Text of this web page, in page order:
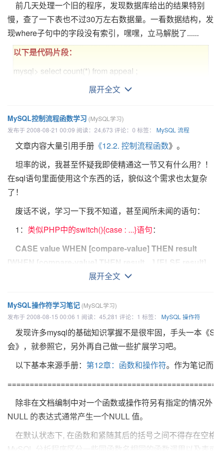
以下是代码片段：
mysql>SELECT 'David!' LIKE 'David\_';
-> 0
mysql>
SELECT 'David_' LIKE 'David\_';
以下是代码片段：
SELECT 'David_' LIKE 'David|_' ESCAPE '|';
-> 1
以下两个语句举例说明了字符串比较不区分大小写，除
非其中一个操作数为二进制字符串
以下是代码片段：
-> 1
mysql> SELECT 'abc' LIKE BINARY 'ABC';
准SQL LIKE的延伸）。
以下是代码片段：
mysql>SELECT 10 LIKE '1%';
-> 1
的‘\’双写。例如， 若要查找 ‘\n’,必须将其写成 ‘\\n’。而若要
查找 ‘\ ,则必须将其写成it as‘\\\\’;原因是反斜线符号会被语
法分析程序剥离一次，在进行模式匹配时，又会被剥离一
次，最后会剩下一个反斜线符号接受匹配。
-> NULL
mysql> SELECT CONCAT(14.3);
下面这个concat_ws是concat的变体：
CONCAT_WS(separator,str1,str2,...)
的特殊形式。 第一个参数是其它参数的分隔符。分隔符的位
在要连接的两个字符串之间。分隔符可以是一个字符串，也
其它参数。如果分隔符为 NULL，则结果为 NULL。函数会
何分隔符参数后的 NULL 值。
以下是代码片段：
mysql> SELECT CONCAT_WS(',','First name','Second
name','Last Name');
-> 'First name,Second name,Last Name'
mysql> SELECT CONCAT_WS(',','First name',NULL,'Last
Name');
-> 'First name,Last Name'
CONCAT_WS()不会忽略任何空字符串。 (然而会忽略所
NULL）。
这个函数和php的explode和implode、list、extract
这个函数，mysql中文手册翻译得太烂了，还是偶自己来
这个函数返回一个字符串：
A：str字符串从位置pos（从1开始计算）开始（含第pos
CREATE TABLE `test` (
`t1` TIMESTAMP NOT NULL ,
`ww` VARCHAR( 5 ) NOT NULL
) ENGINE = MYISAM
CREATE TABLE `test` (
CURRENT_TIMESTAMP on update
`ww` varchar(5) NOT NULL
) ENGINE=MyISAM ;
比较之下，我的语句少了“on update
CURRENT_TIMESTAMP”或多了“default
CURRENT_TIMESTAMP”。如此一来，这个timestamp字段
了。当然，如果你就是想达到这个目的倒也无所谓。
查找英文手册
http://dev.mysql.com/doc/refman/5.1/en/timestamp.html
得到更详细的解说，翻译如下：
-----------------------------------翻译开始--------------------------------
在CREATE TABLE语句中，
面的任何一种方式声明：
1： 如果定义时DEFAULT CURRENT_TIMESTAMP和ON
UPDATE CURRENT_TIMESTAMP子句都有，列值为默认使
用当前的时间戳，并且自动更新。
CURRENT_TIMESTAMP。
没有ON UPDATE子句，列值默认为当前时间戳但不自动更
前几天处理一个旧的程序，发现数据库给出的结果特别
慢，查了一下表也不过30万左右数据量。一看数据结构，发
现where子句中的字段没有索引，嘿嘿，立马解脱了......
以下是代码片段：
mysql> select count(*) from appeal ;
+----------+
| 317656 |
+----------+
mysql> alter table appeal add index (A_Flag);
Query OK, 317656 rows affected (7.95 sec)
给现有的数据加索引的速度还是可以接受的，这个字段存
花了7.95秒。
展开全文
MySQL控制流程函数学习 (MySQL学习)
发布于 2008-08-21 00:09 阅读：24,673 评论：0 标签： MySQL 流程
文章内容大量引用手册 《12.2. 控制流程函数》。
坦率的说，我甚至怀疑我即使精通这一节又有什么用？！
在sql语句里面使用这个东西的话，貌似这个需求也太复杂
了！
废话不说，学习一下我不知道，甚至闻所未闻的语句：
1： 类似PHP中的switch(){case : ...}语句：
CASE value WHEN [compare-value] THEN result
[WHEN [compare-value] THEN result ...] [ELSE result]
[condition] THEN result ...] [ELSE result] END
在第一个方案的返回结果中， value=compare-value。而
第二个方案的返回结果是第一种情况的真实结果。如果没有
ELSE 部分，则返回值为 NULL。
基本上可以认为是编程语言switch结构一个变体，然后又
衍生出又一个变体。前者根据判断给定的值来确定流程走
向，后者没有给定的值，而是根据不同的条件来确定流程。
可以看看手册给出的例子：
展开全文
MySQL操作符学习笔记 (MySQL学习)
发布于 2008-08-15 00:06 1 阅读：45,281 评论：1 标签： MySQL 操作符
发现许多mysql的基础知识掌握不是很牢固，手头一本《
会》，就参照它，另外再自己做一些扩展学习吧。
以下基本来源手册： 第12章：函数和操作符。作为笔记而
除非在文档编制中对一个函数或操作符另有指定的情况外
NULL 的表达式通常产生一个NULL 值。
在默认状态下, 在函数和紧随其后的括号之间不得存在空格
MySQL 分析程序区分一些同函数名相同的函数调用以及表或